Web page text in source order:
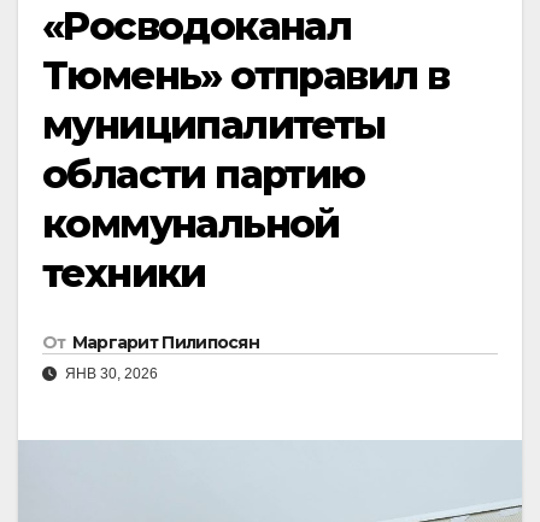
«Росводоканал
Тюмень» отправил в
муниципалитеты
области партию
коммунальной
техники
От Маргарит Пилипосян
ЯНВ 30, 2026